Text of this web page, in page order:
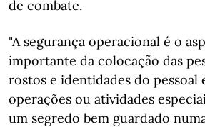
de combate.
"A segurança operacional é o
importante da colocação das
rostos e identidades do pessoal
operações ou atividades
um segredo bem guardado